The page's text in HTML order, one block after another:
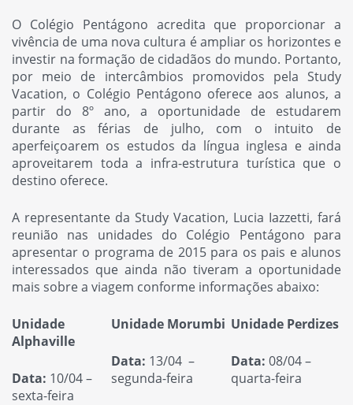
O Colégio Pentágono acredita que proporcionar a
vivência de uma nova cultura é ampliar os horizontes e
investir na formação de cidadãos do mundo. Portanto,
por meio de intercâmbios promovidos pela Study
Vacation, o Colégio Pentágono oferece aos alunos, a
partir do 8º ano, a oportunidade de estudarem
durante as férias de julho, com o intuito de
aperfeiçoarem os estudos da língua inglesa e ainda
aproveitarem toda a infra-estrutura turística que o
destino oferece.
A representante da Study Vacation, Lucia Iazzetti, fará
reunião nas unidades do Colégio Pentágono para
apresentar o programa de 2015 para os pais e alunos
interessados que ainda não tiveram a oportunidade
mais sobre a viagem conforme informações abaixo:
Unidade
Alphaville
Data: 10/04 –
sexta-feira
Unidade Morumbi
Data: 13/04 –
segunda-feira
Unidade Perdizes
Data: 08/04 –
quarta-feira